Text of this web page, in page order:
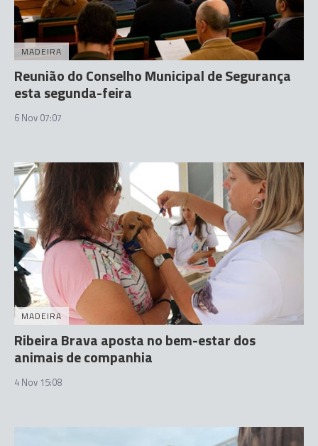
MADEIRA
Reunião do Conselho Municipal de Segurança
esta segunda-feira
6 Nov 07:07
MADEIRA
Ribeira Brava aposta no bem-estar dos
animais de companhia
4 Nov 15:08